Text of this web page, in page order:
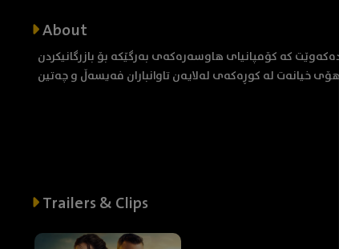
About
کە کۆمپانیای هاوسەرەکەی بەرگێکە بۆ بازرگانیکردن
خیانەت لە کوڕەکەی لەلایەن تاوانباران فەیسەڵ و چەتین
Trailers & Clips